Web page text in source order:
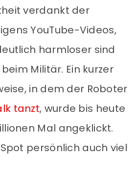
verdankt der
YouTube-Videos,
harmloser sind
Militär. Ein kurzer
in dem der Roboter
tanzt, wurde bis heute
Mal angeklickt.
persönlich auch viel